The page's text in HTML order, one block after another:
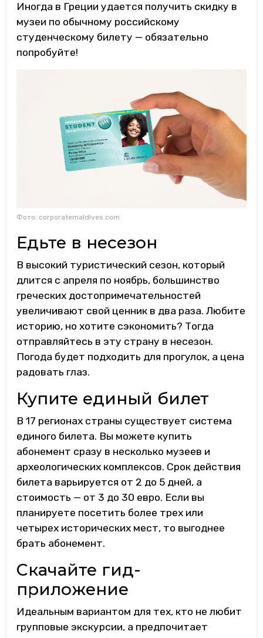
Иногда в Греции удается получить скидку в
музеи по обычному российскому
студенческому билету — обязательно
попробуйте!
Фото: corporatemaldives.com
Едьте в несезон
В высокий туристический сезон, который
длится с апреля по ноябрь, большинство
греческих достопримечательностей
увеличивают свой ценник в два раза. Любите
историю, но хотите сэкономить? Тогда
отправляйтесь в эту страну в несезон.
Погода будет подходить для прогулок, а цена
радовать глаз.
Купите единый билет
В 17 регионах страны существует система
единого билета. Вы можете купить
абонемент сразу в несколько музеев и
археологических комплексов. Срок действия
билета варьируется от 2 до 5 дней, а
стоимость — от 3 до 30 евро. Если вы
планируете посетить более трех или
четырех исторических мест, то выгоднее
брать абонемент.
Скачайте гид-
приложение
Идеальным вариантом для тех, кто не любит
групповые экскурсии, а предпочитает